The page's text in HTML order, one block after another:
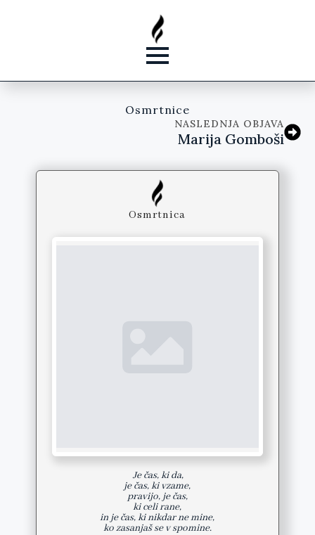
Osmrtnice
NASLEDNJA OBJAVA
Marija Gomboši
Je čas, ki da,
je čas, ki vzame,
pravijo, je čas,
ki celi rane,
in je čas, ki nikdar ne mine,
ko zasanjaš se v spomine.
Osmrtnica